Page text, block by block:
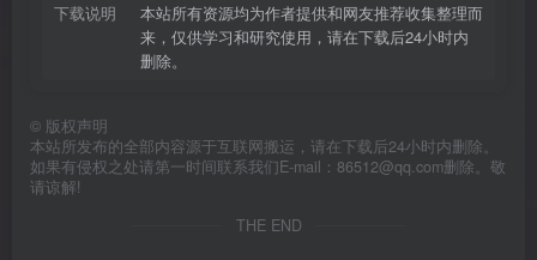
下载说明
本站所有资源均为作者提供和网友推荐收集整理而
来，仅供学习和研究使用，请在下载后24小时内
删除。
© 版权声明
本站所发布的全部内容源于互联网搬运，请在下载后24小时内删除。
如果有侵权之处请第一时间联系我们E-mail：86512@qq.com删除。敬
请谅解!
THE END